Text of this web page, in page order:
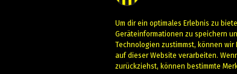
Um dir ein optimales Erlebnis zu
Geräteinformationen zu speichern
Technologien zustimmst, können
auf dieser Website verarbeiten.
zurückziehst, können bestimmte